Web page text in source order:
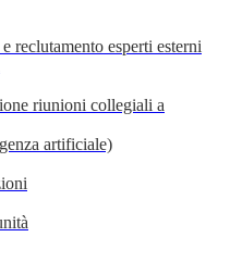
reclutamento esperti esterni
riunioni collegiali a
artificiale)